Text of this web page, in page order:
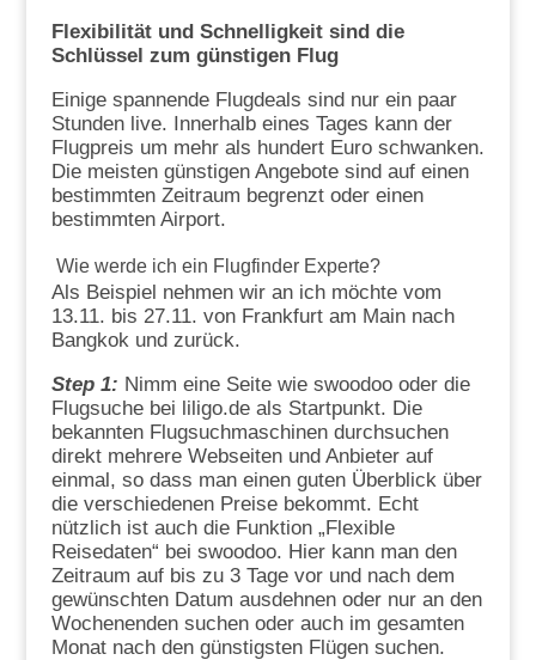
Flexibilität und Schnelligkeit sind die
Schlüssel zum günstigen Flug
Einige spannende Flugdeals sind nur ein paar
Stunden live. Innerhalb eines Tages kann der
Flugpreis um mehr als hundert Euro schwanken.
Die meisten günstigen Angebote sind auf einen
bestimmten Zeitraum begrenzt oder einen
bestimmten Airport.
Wie werde ich ein Flugfinder Experte?
Als Beispiel nehmen wir an ich möchte vom
13.11. bis 27.11. von Frankfurt am Main nach
Bangkok und zurück.
Step 1: Nimm eine Seite wie swoodoo oder die
Flugsuche bei liligo.de als Startpunkt. Die
bekannten Flugsuchmaschinen durchsuchen
direkt mehrere Webseiten und Anbieter auf
einmal, so dass man einen guten Überblick über
die verschiedenen Preise bekommt. Echt
nützlich ist auch die Funktion „Flexible
Reisedaten“ bei swoodoo. Hier kann man den
Zeitraum auf bis zu 3 Tage vor und nach dem
gewünschten Datum ausdehnen oder nur an den
Wochenenden suchen oder auch im gesamten
Monat nach den günstigsten Flügen suchen.